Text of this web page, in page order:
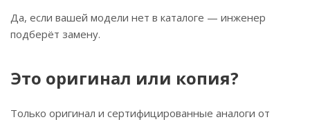
Да, если вашей модели нет в каталоге — инженер
подберёт замену.
Это оригинал или копия?
Только оригинал и сертифицированные аналоги от